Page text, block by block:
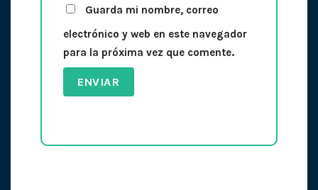
Guarda mi nombre, correo
electrónico y web en este navegador
para la próxima vez que comente.